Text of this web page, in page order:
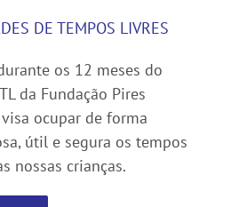
DE TEMPOS LIVRES
os 12 meses do
da Fundação Pires
ocupar de forma
útil e segura os tempos
nossas crianças.